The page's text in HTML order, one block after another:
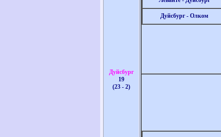
Дуйсбург
19
(23 - 2)
Дуйсбург - Олком